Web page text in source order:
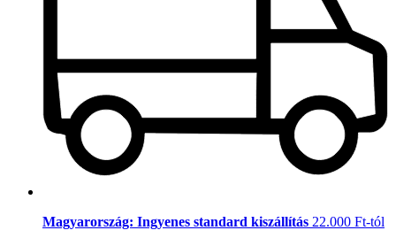
Magyarország: Ingyenes standard kiszállítás 22.000 Ft-tól